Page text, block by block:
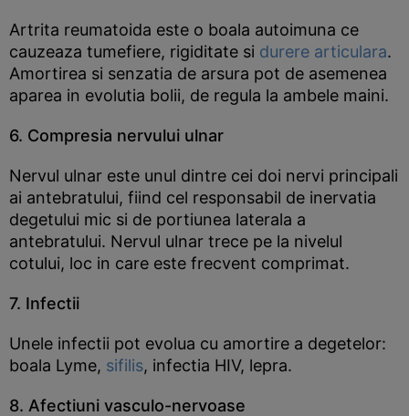
Artrita reumatoida este o boala autoimuna ce
cauzeaza tumefiere, rigiditate si durere articulara.
Amortirea si senzatia de arsura pot de asemenea
aparea in evolutia bolii, de regula la ambele maini.
6. Compresia nervului ulnar
Nervul ulnar este unul dintre cei doi nervi principali
ai antebratului, fiind cel responsabil de inervatia
degetului mic si de portiunea laterala a
antebratului. Nervul ulnar trece pe la nivelul
cotului, loc in care este frecvent comprimat.
7. Infectii
Unele infectii pot evolua cu amortire a degetelor:
boala Lyme, sifilis, infectia HIV, lepra.
8. Afectiuni vasculo-nervoase